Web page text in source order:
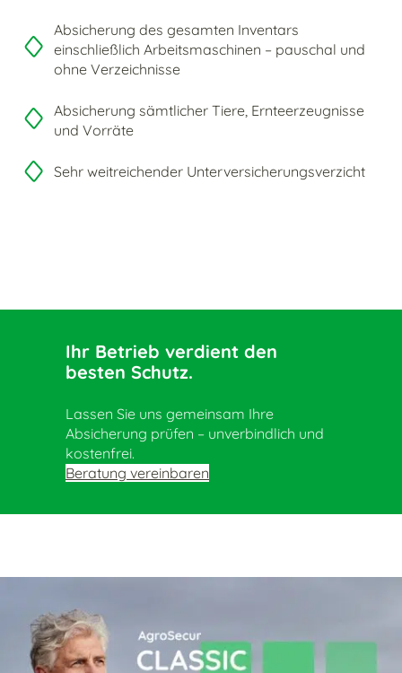
Absicherung des gesamten Inventars
einschließlich Arbeitsmaschinen – pauschal und
ohne Verzeichnisse
Absicherung sämtlicher Tiere, Ernteerzeugnisse
und Vorräte
Sehr weitreichender Unterversicherungsverzicht
Ihr Betrieb verdient den
besten Schutz.
Lassen Sie uns gemeinsam Ihre
Absicherung prüfen – unverbindlich und
kostenfrei.
Beratung vereinbaren